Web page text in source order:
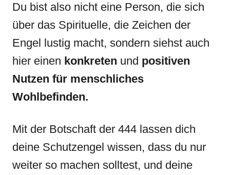
Du bist also nicht eine Person, die sich
über das Spirituelle, die Zeichen der
Engel lustig macht, sondern siehst auch
hier einen konkreten und positiven
Nutzen für menschliches
Wohlbefinden.
Mit der Botschaft der 444 lassen dich
deine Schutzengel wissen, dass du nur
weiter so machen solltest, und deine